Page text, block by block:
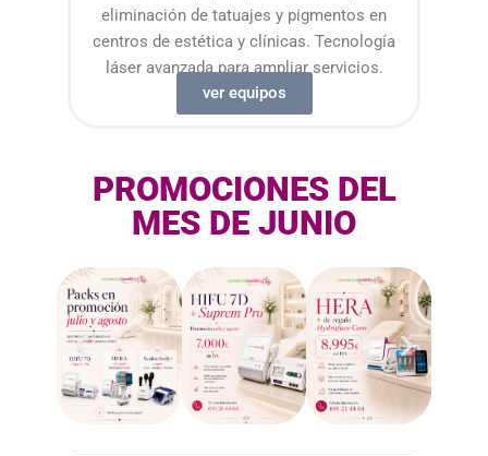
eliminación de tatuajes y pigmentos en
centros de estética y clínicas. Tecnología
láser avanzada para ampliar servicios.
ver equipos
PROMOCIONES DEL
MES DE JUNIO